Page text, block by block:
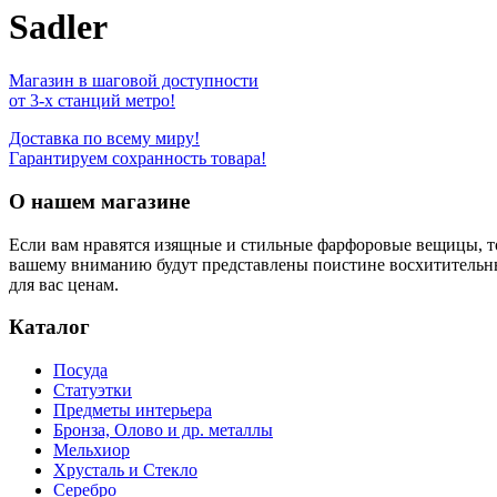
Sadler
Магазин в шаговой доступности
от 3-х станций метро!
Доставка по всему миру!
Гарантируем сохранность товара!
О нашем магазине
Если вам нравятся изящные и стильные фарфоровые вещицы,
вашему вниманию будут представлены поистине
для вас ценам.
Каталог
Посуда
Статуэтки
Предметы интерьера
Бронза, Олово и др. металлы
Мельхиор
Хрусталь и Стекло
Серебро